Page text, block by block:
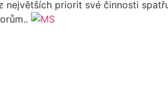
priorit své činnosti